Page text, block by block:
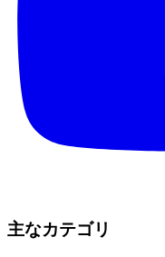
主なカテゴリ